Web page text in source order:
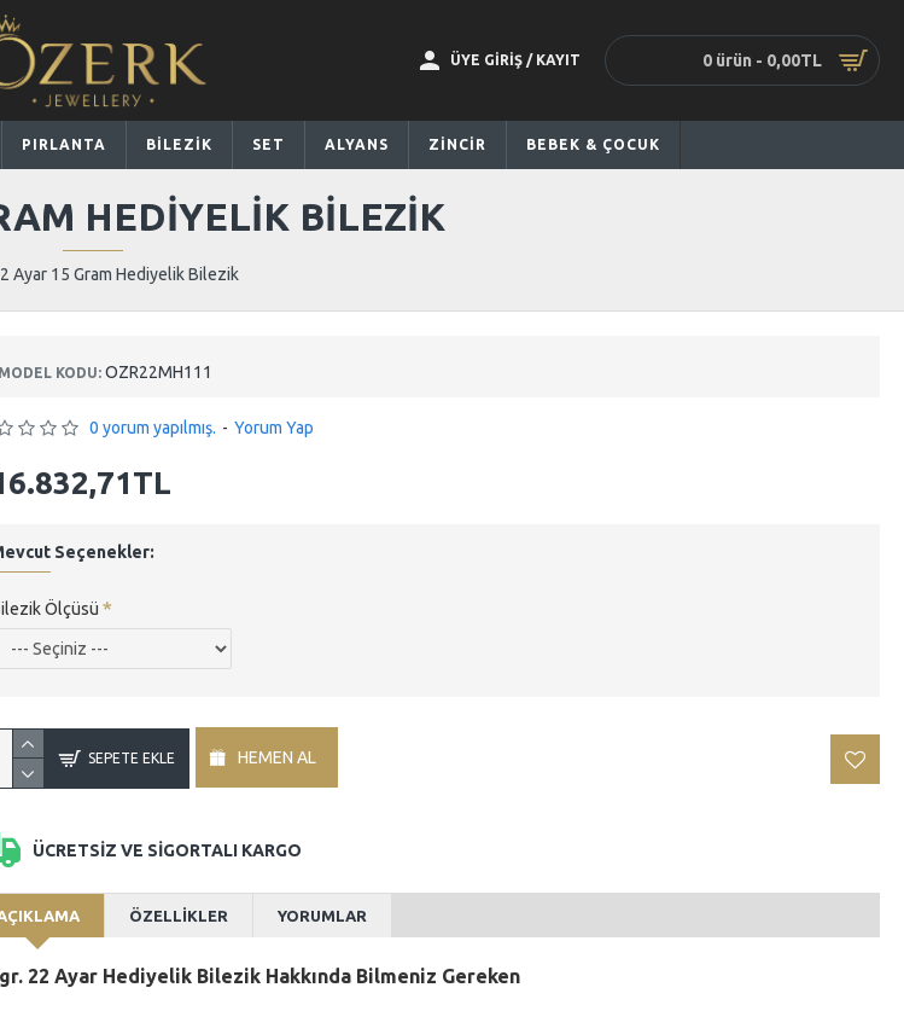
ÜYE GİRİŞ / KAYIT 0 ürün - 0,00TL
PIRLANTA BİLEZİK SET ALYANS ZİNCİR BEBEK & ÇOCUK
Ayar 15 Gram Hediyelik Bilezik
HEDIYELIK BILEZIK
MODEL KODU: OZR22MH111
0 yorum yapılmış. - Yorum Yap
Seçenekler:
Ölçüsü
SEPETE EKLE HEMEN AL
ÜCRETSİZ VE SİGORTALI KARGO
ÖZELLİKLER YORUMLAR
22 Ayar Hediyelik Bilezik Hakkında Bilmeniz Gereken